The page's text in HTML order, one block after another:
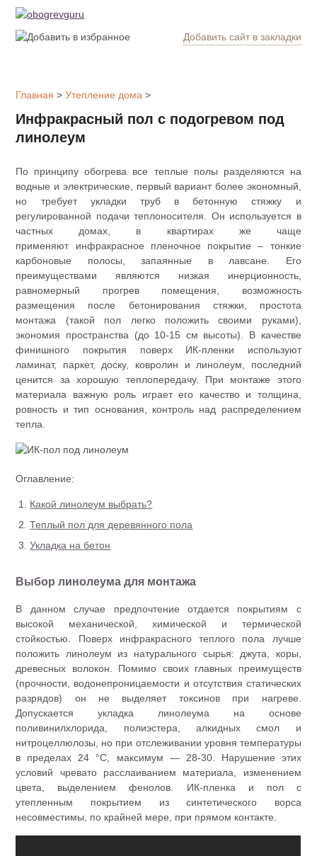
Добавить сайт в закладки
Котлы
отопления
Утепление
Печи и
камины
Утеплители
Главная >Утепление дома >
Инфракрасный пол с подогревом под
линолеум
По принципу обогрева все теплые полы разделяются на
водные и электрические, первый вариант более экономный,
но требует укладки труб в бетонную стяжку и
регулированной подачи теплоносителя. Он используется в
частных домах, в квартирах же чаще
применяют инфракрасное пленочное покрытие ‒ тонкие
карбоновые полосы, запаянные в лавсане. Его
преимуществами являются низкая инерционность,
равномерный прогрев помещения, возможность
размещения после бетонирования стяжки, простота
монтажа (такой пол легко положить своими руками),
экономия пространства (до 10-15 см высоты). В качестве
финишного покрытия поверх ИК-пленки используют
ламинат, паркет, доску, ковролин и линолеум, последний
ценится за хорошую теплопередачу. При монтаже этого
материала важную роль играет его качество и толщина,
ровность и тип основания, контроль над распределением
тепла.
Оглавление:
Какой линолеум выбрать?
Теплый пол для деревянного пола
Укладка на бетон
Выбор линолеума для монтажа
В данном случае предпочтение отдается покрытиям с
высокой механической, химической и термической
стойкостью. Поверх инфракрасного теплого пола лучше
положить линолеум из натурального сырья: джута, коры,
древесных волокон. Помимо своих главных преимуществ
(прочности, водонепроницаемости и отсутствия статических
разрядов) он не выделяет токсинов при нагреве.
Допускается укладка линолеума на основе
поливинилхлорида, полиэстера, алкидных смол и
нитроцеллюлозы, но при отслеживании уровня температуры
в пределах 24 °C, максимум — 28-30. Нарушение этих
условий чревато расслаиванием материала, изменением
цвета, выделением фенолов. ИК-пленка и пол с
утепленным покрытием из синтетического ворса
несовместимы, по крайней мере, при прямом контакте.